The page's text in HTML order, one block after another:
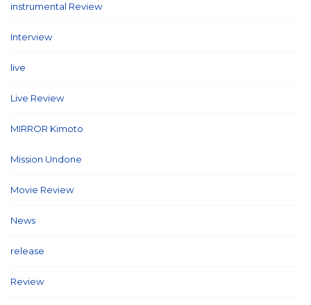
instrumental Review
Interview
live
Live Review
MIRROR Kimoto
Mission Undone
Movie Review
News
release
Review